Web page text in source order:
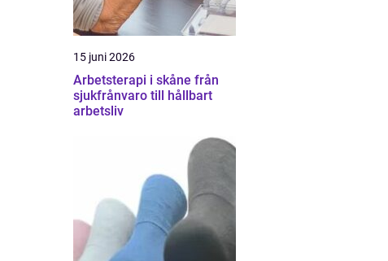
15 juni 2026
Arbetsterapi i skåne från
sjukfrånvaro till hållbart
arbetsliv